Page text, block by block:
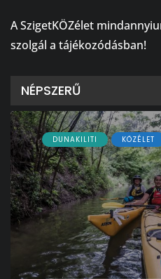
A SzigetKÖZélet
szolgál a tájékozódásban!
NÉPSZERŰ
DUNAKILITI KÖZÉLET